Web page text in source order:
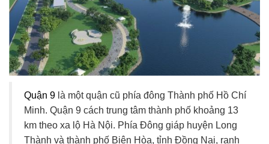
Quận 9 là một quận cũ phía đông Thành phố Hồ Chí
Minh. Quận 9 cách trung tâm thành phố khoảng 13
km theo xa lộ Hà Nội. Phía Đông giáp huyện Long
Thành và thành phố Biên Hòa, tỉnh Đồng Nai, ranh